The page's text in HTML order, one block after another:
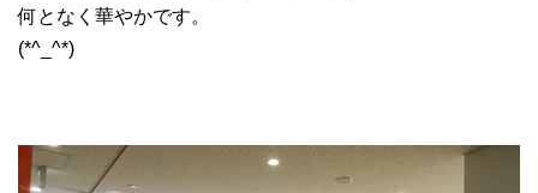
何となく華やかです。
(*^_^*)